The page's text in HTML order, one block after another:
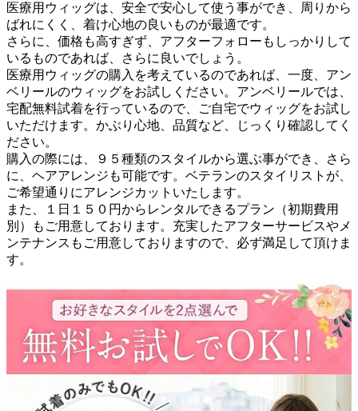
医療用ウィッグは、安全で安心して使う事ができ、周りから
ばれにくく、着け心地の良いものが最適です。
さらに、価格も高すぎず、アフターフォローもしっかりして
いるものであれば、さらに良いでしょう。
医療用ウィッグの購入を考えているのであれば、一度、アン
ベリールのウィッグをお試しください。アンベリールでは、
宅配無料試着を行っているので、ご自宅でウィッグをお試し
いただけます。かぶり心地、品質など、じっくり確認してく
ださい。
購入の際には、９５種類のスタイルから選ぶ事ができ、さら
に、ヘアアレンジも可能です。ベテランのスタイリストが、
ご希望通りにアレンジカットいたします。
また、１日１５０円からレンタルできるプラン（初期費用
別）もご用意しております。充実したアフターサービスやメ
ンテナンスもご用意しておりますので、必ず満足して頂けま
す。